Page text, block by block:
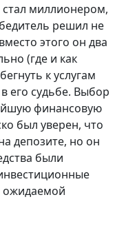
стал миллионером,
решил не
этого он два
(где и как
к услугам
его судьбе. Выбор
финансовую
был уверен, что
депозите, но он
были
ожидаемой